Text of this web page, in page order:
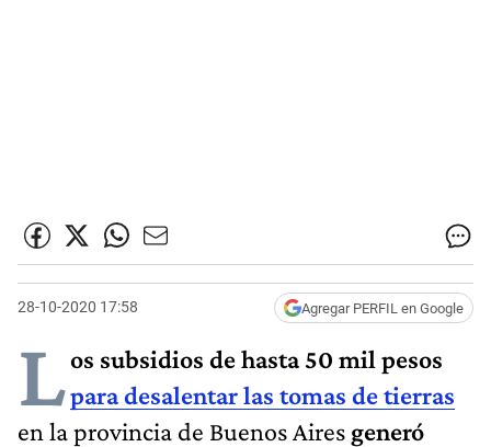
28-10-2020 17:58 Agregar PERFIL en Google
Los subsidios de hasta 50 mil pesos
para desalentarlas tomas de tierras
en la provincia de Buenos Aires generó